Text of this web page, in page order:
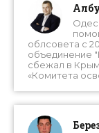
облсовета с
объединение
сбежал в
«Комитета